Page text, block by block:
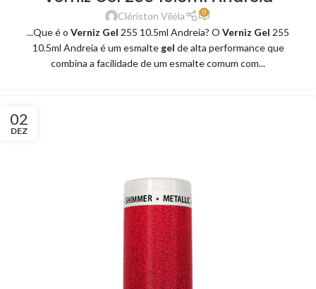
Clériston Viléla 0
...Que é o Verniz Gel 255 10.5ml Andreia? O Verniz Gel 255
10.5ml Andreia é um esmalte gel de alta performance que
combina a facilidade de um esmalte comum com...
02
DEZ